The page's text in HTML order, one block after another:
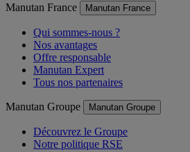
Manutan France Manutan France
Qui sommes-nous ?
Nos avantages
Offre responsable
Manutan Expert
Tous nos partenaires
Manutan Groupe Manutan Groupe
Découvrez le Groupe
Notre politique RSE